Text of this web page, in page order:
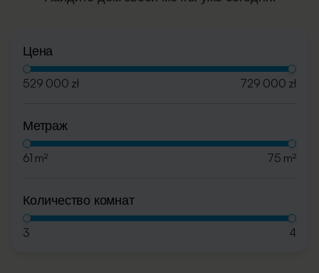
Цена
529 000 zł 729 000 zł
Метраж
61 m² 75 m²
Количество комнат
3 4